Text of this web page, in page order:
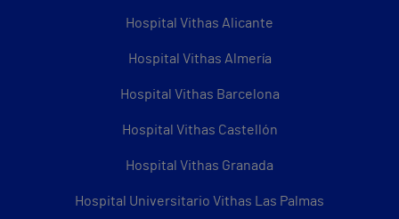
Hospital Vithas Alicante
Hospital Vithas Almería
Hospital Vithas Barcelona
Hospital Vithas Castellón
Hospital Vithas Granada
Hospital Universitario Vithas Las Palmas